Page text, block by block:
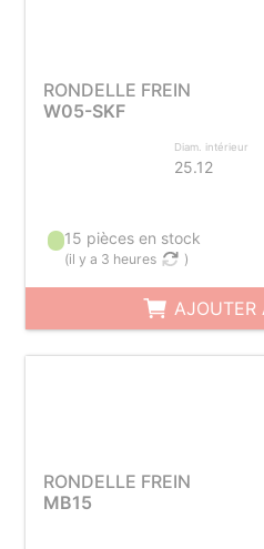
RONDELLE FREIN
W05-SKF
Diam. intérieur
25.12
15 pièces en stock
(il y a 3 heures )
AJOUTER
RONDELLE FREIN
MB15